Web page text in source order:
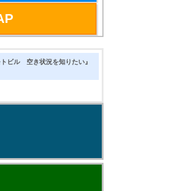
ビル 空き状況を知りたい』